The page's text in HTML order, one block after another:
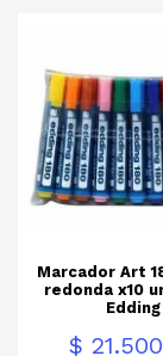
Marcador Art
redonda x10
Edding
Precio
$